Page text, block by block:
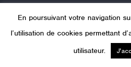
En poursuivant votre navigation
l’utilisation de cookies permettant
utilisateur.